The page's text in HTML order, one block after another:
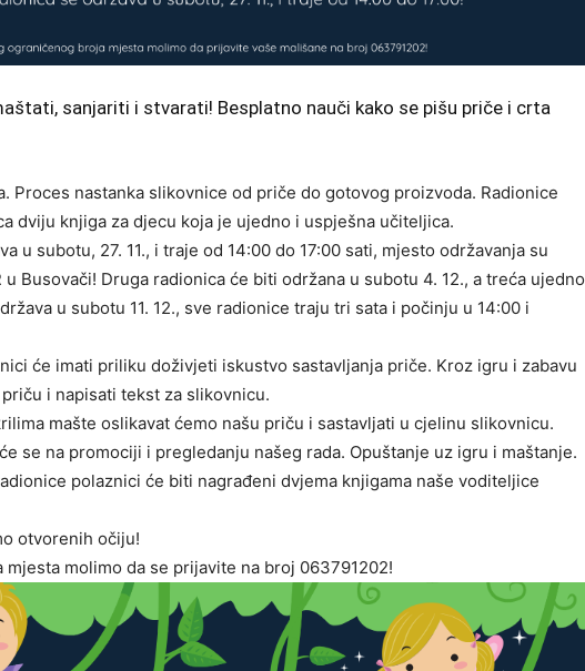
sanjariti i stvarati! Besplatno nauči kako se pišu priče i crta
Proces nastanka slikovnice od priče do gotovog proizvoda. Radionice
dviju knjiga za djecu koja je ujedno i uspješna učiteljica.
u subotu, 27. 11., i traje od 14:00 do 17:00 sati, mjesto održavanja su
Busovači! Druga radionica će biti održana u subotu 4. 12., a treća ujedno
u subotu 11. 12., sve radionice traju tri sata i počinju u 14:00 i
će imati priliku doživjeti iskustvo sastavljanja priče. Kroz igru i zabavu
i napisati tekst za slikovnicu.
mašte oslikavat ćemo našu priču i sastavljati u cjelinu slikovnicu.
se na promociji i pregledanju našeg rada. Opuštanje uz igru i maštanje.
polaznici će biti nagrađeni dvjema knjigama naše voditeljice
otvorenih očiju!
molimo da se prijavite na broj 063791202!